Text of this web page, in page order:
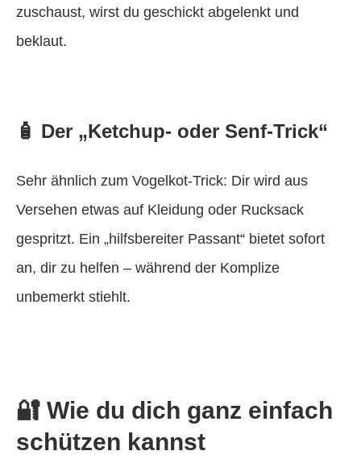
zuschaust, wirst du geschickt abgelenkt und
beklaut.
🧴 Der „Ketchup- oder Senf-Trick“
Sehr ähnlich zum Vogelkot-Trick: Dir wird aus
Versehen etwas auf Kleidung oder Rucksack
gespritzt. Ein „hilfsbereiter Passant“ bietet sofort
an, dir zu helfen – während der Komplize
unbemerkt stiehlt.
🔐 Wie du dich ganz einfach
schützen kannst